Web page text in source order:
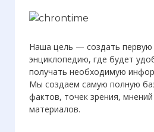
Наша цель — создать
энциклопедию, где будет
получать необходимую
Мы создаем самую полную
фактов, точек зрения,
материалов.